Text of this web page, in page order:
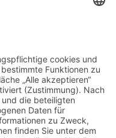
Pepsite®